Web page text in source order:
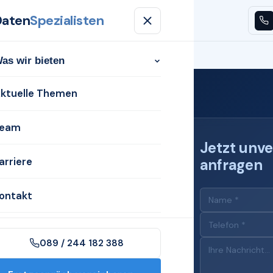
Aktuelle ThemenTeam Karriere
Spezialisten
wir bieten
Themen
089 / 244 182 388
Voerde
Jetzt
anfragen